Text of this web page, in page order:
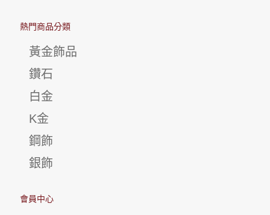
熱門商品分類
黃金飾品
鑽石
白金
K金
鋼飾
銀飾
會員中心